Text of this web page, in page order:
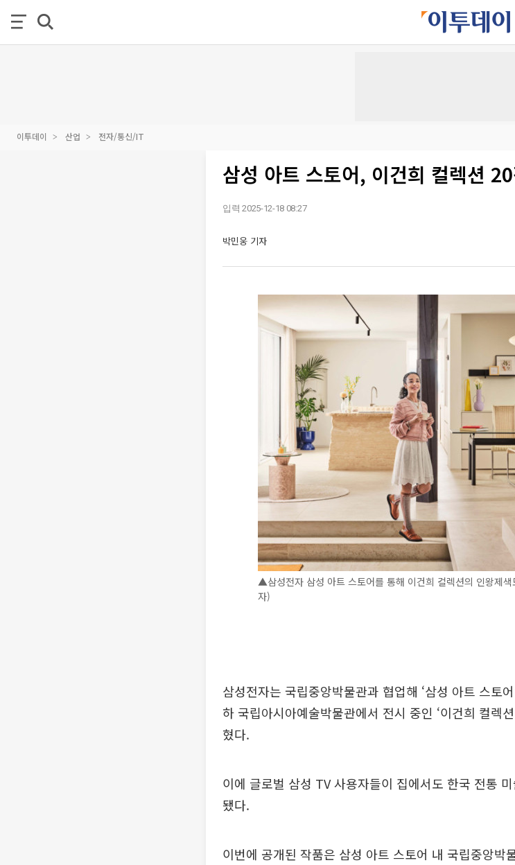
이투데이 산업 전자/통신/IT
삼성 아트 스토어, 이건희 컬렉션
입력 2025-12-18 08:27
박민웅 기자
▲삼성전자 삼성 아트 스토어를 통해 이건희 컬렉션의 인왕제
자)
삼성전자는 국립중앙박물관과 협업해 ‘삼성 아트 스토
하 국립아시아예술박물관에서 전시 중인 ‘이건희 컬렉
혔다.
이에 글로벌 삼성 TV 사용자들이 집에서도 한국 전통
됐다.
이번에 공개된 작품은 삼성 아트 스토어 내 국립중앙